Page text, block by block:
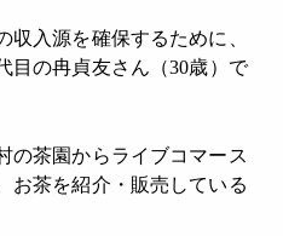
入源を確保するために、
目の冉貞友さん（30歳）で
の茶園からライブコマース
お茶を紹介・販売している